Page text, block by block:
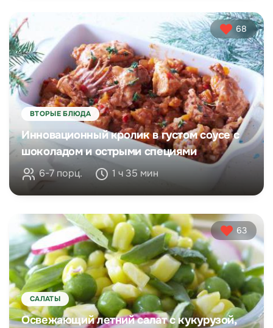
68
ВТОРЫЕ БЛЮДА
Инновационный кролик в густом соусе с
шоколадом и острыми специями
6-7 порц. 1 ч 35 мин
63
САЛАТЫ
Освежающий летний салат с кукурузой,